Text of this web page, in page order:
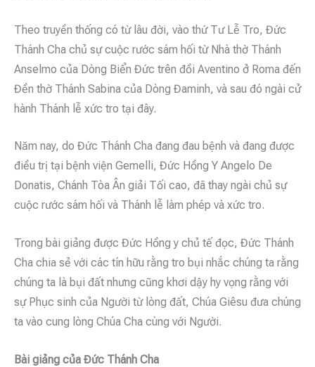
Theo truyền thống có từ lâu đời, vào thứ Tư Lễ Tro, Đức
Thánh Cha chủ sự cuộc rước sám hối từ Nhà thờ Thánh
Anselmo của Dòng Biển Đức trên đồi Aventino ở Roma đến
Đền thờ Thánh Sabina của Dòng Đaminh, và sau đó ngài cử
hành Thánh lễ xức tro tại đây.
Năm nay, do Đức Thánh Cha đang đau bệnh và đang được
điều trị tại bệnh viện Gemelli, Đức Hồng Y Angelo De
Donatis, Chánh Tòa Ân giải Tối cao, đã thay ngài chủ sự
cuộc rước sám hối và Thánh lễ làm phép và xức tro.
Trong bài giảng được Đức Hồng y chủ tế đọc, Đức Thánh
Cha chia sẻ với các tín hữu rằng tro bụi nhắc chúng ta rằng
chúng ta là bụi đất nhưng cũng khơi dậy hy vọng rằng với
sự Phục sinh của Người từ lòng đất, Chúa Giêsu đưa chúng
ta vào cung lòng Chúa Cha cùng với Người.
Bài giảng của Đức Thánh Cha